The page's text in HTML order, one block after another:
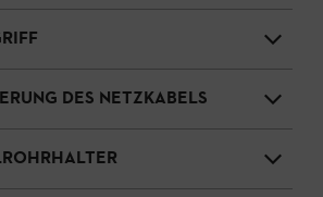
DES NETZKABELS